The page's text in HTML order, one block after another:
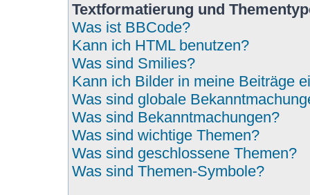
Textformatierung und
Was ist BBCode?
Kann ich HTML benutzen?
Was sind Smilies?
Kann ich Bilder in meine Beiträge
Was sind globale
Was sind Bekanntmachungen?
Was sind wichtige Themen?
Was sind geschlossene Themen?
Was sind Themen-Symbole?